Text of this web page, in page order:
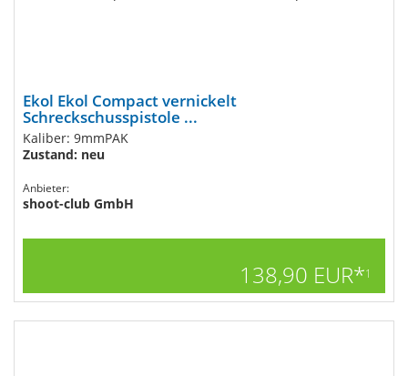
Ekol Ekol Compact vernickelt
Schreckschusspistole ...
Kaliber: 9mmPAK
Zustand: neu
Anbieter:
shoot-club GmbH
138,90 EUR*1